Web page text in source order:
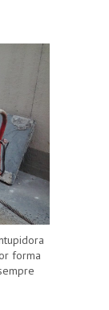
forma